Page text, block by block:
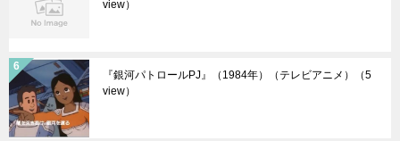
view）
『銀河パトロールPJ』（1984年）（テレビアニメ）
（5
view）